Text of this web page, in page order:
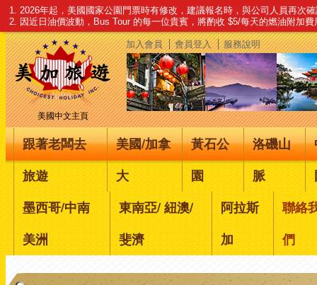
美國中文主頁
加入會員 會員登入 服務說明
跟著老闆去
旅遊
美國/加拿
大
黃石公
園
洛磯山
脈
墨西哥/中南
美洲
東南亞/ 紐澳/
斐濟
阿拉斯
加
聯絡
們
1. 2026年起，美國國家公園門票時有修改，建議報名時，與公司人員再次
2. 因近日油價波動，Bus Tour 的每一位貴賓，將酌收 $5/每天的燃油附加